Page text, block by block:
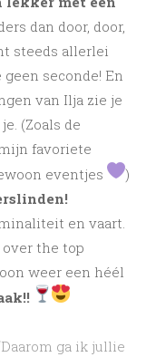
dan door, door,
steeds allerlei
seconde! En
van Ilja zie je
(Zoals de
favoriete
eventjes
)
en vaart.
the top
weer een héél
ga ik jullie